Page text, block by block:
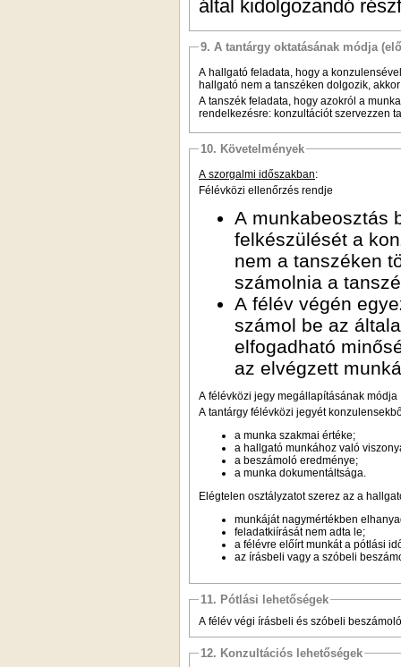
által kidolgozandó
9. A tantárgy oktatásának módja
A hallgató feladata, hogy a
hallgató nem a tanszéken dolgozik,
A tanszék feladata, hogy azokról a
rendelkezésre: konzultációt szervezzen
10. Követelmények
A szorgalmi időszakban:
Félévközi ellenőrzés rendje
A munkabeosztás
felkészülését a
nem a tanszéken
számolnia a
A félév végén
számol be az
elfogadható
az elvégzett
A félévközi jegy megállapításának módja
A tantárgy félévközi jegyét
a munka szakmai értéke;
a hallgató munkához való
a beszámoló eredménye;
a munka dokumentáltsága.
Elégtelen osztályzatot szerez az a
munkáját nagymértékben
feladatkiírását nem adta le;
a félévre előírt munkát a pótlási
az írásbeli vagy a szóbeli
11. Pótlási lehetőségek
A félév végi írásbeli és szóbeli
12. Konzultációs lehetőségek